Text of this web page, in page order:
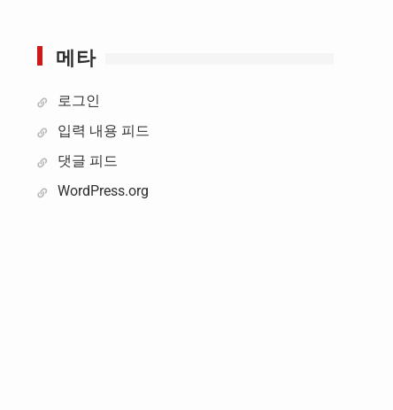
메타
로그인
입력 내용 피드
댓글 피드
WordPress.org